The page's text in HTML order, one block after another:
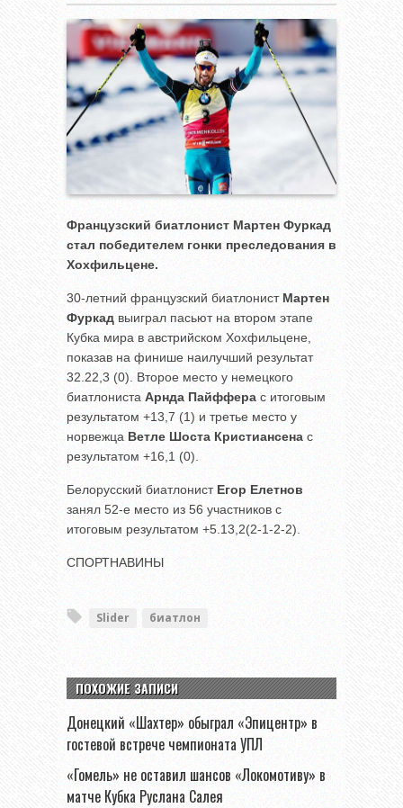
Французский биатлонист Мартен Фуркад
стал победителем гонки преследования в
Хохфильцене.
30-летний французский биатлонистМартен
Фуркад выиграл пасьют на втором этапе
Кубка мира в австрийском Хохфильцене,
показав на финише наилучший результат
32.22,3 (0). Второе место у немецкого
биатлониста Арнда Пайффера с итоговым
результатом +13,7 (1) и третье место у
норвежца Ветле Шоста Кристиансена с
результатом +16,1 (0).
Белорусский биатлонистЕгор Елетнов
занял 52-е место из 56 участников с
итоговым результатом +5.13,2(2-1-2-2).
СПОРТНАВИНЫ
Slider биатлон
ПОХОЖИЕ ЗАПИСИ
Донецкий «Шахтер» обыграл «Эпицентр» в
гостевой встрече чемпионата УПЛ
«Гомель» не оставил шансов «Локомотиву» в
матче Кубка Руслана Салея